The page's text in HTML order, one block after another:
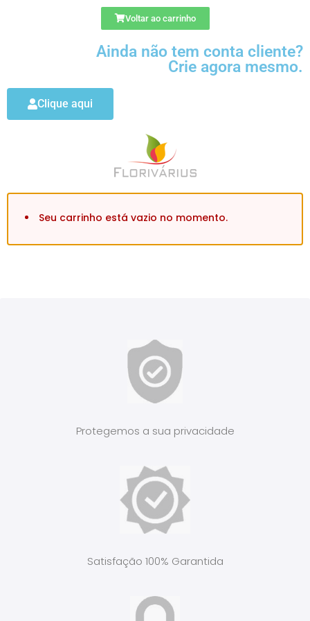
Voltar ao carrinho
Ainda não tem conta cliente?
Crie agora mesmo.
Clique aqui
Seu carrinho está vazio no momento.
Protegemos a sua privacidade
Satisfação 100% Garantida